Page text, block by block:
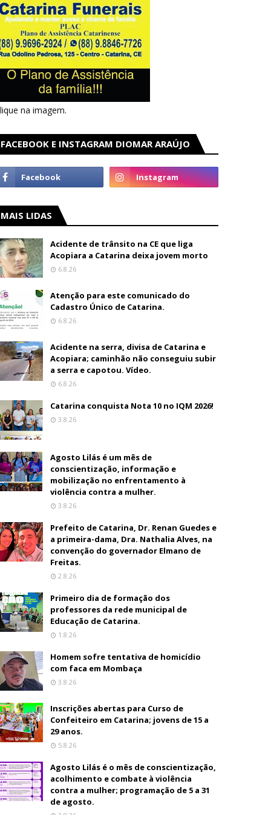
na imagem.
FACEBOOK E INSTAGRAM DIOMAR ARAÚJO
MAIS LIDAS
Acidente de trânsito na CE que liga
Acopiara a Catarina deixa jovem morto
6.8.26
Atenção para este comunicado do
Cadastro Único de Catarina.
6.8.26
Acidente na serra, divisa de Catarina e
Acopiara; caminhão não conseguiu subir
a serra e capotou. Vídeo.
6.8.26
Catarina conquista Nota 10 no IQM 2026!
3.8.26
Agosto Lilás é um mês de
conscientização, informação e
mobilização no enfrentamento à
violência contra a mulher.
3.8.26
Prefeito de Catarina, Dr. Renan Guedes e
a primeira-dama, Dra. Nathalia Alves, na
convenção do governador Elmano de
Freitas.
2.8.26
Primeiro dia de formação dos
professores da rede municipal de
Educação de Catarina.
1.8.26
Homem sofre tentativa de homicídio
com faca em Mombaça
3.8.26
Inscrições abertas para Curso de
Confeiteiro em Catarina; jovens de 15 a
29 anos.
5.8.26
Agosto Lilás é o mês de conscientização,
acolhimento e combate à violência
contra a mulher; programação de 5 a 31
de agosto.